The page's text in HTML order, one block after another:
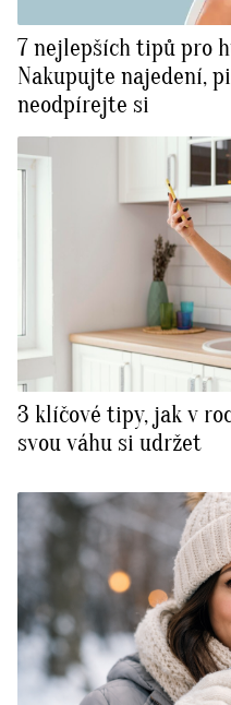
7 nejlepších tipů pro
Nakupujte najedení,
neodpírejte si
3 klíčové tipy, jak v
svou váhu si udržet